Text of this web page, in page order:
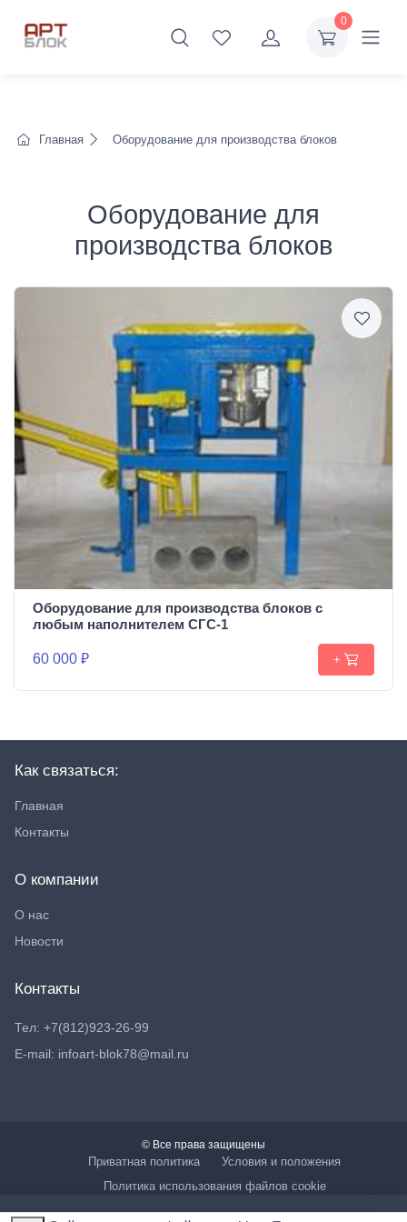
0
Главная Оборудование для производства блоков
Оборудование для
производства блоков
Оборудование для производства блоков c
любым наполнителем СГС-1
60 000 ₽ +
Как связаться:
Главная
Контакты
О компании
О нас
Новости
Контакты
Тел: +7(812)923-26-99
E-mail: infoart-blok78@mail.ru
© Все права защищены
Приватная политика
Условия и положения
Политика использования файлов cookie